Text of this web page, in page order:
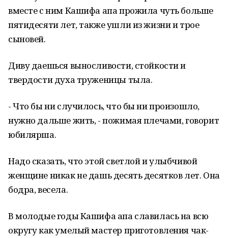
вместе с ним Кашифа апа прожила чуть больше
пятидесяти лет, также ушли из жизни и трое
сыновей.
Диву даешься выносливости, стойкости и
твердости духа труженицы тыла.
- Что бы ни случилось, что бы ни произошло,
нужно дальше жить, - пожимая плечами, говорит
юбилярша.
Надо сказать, что этой светлой и улыбчивой
женщине никак не дашь десять десятков лет. Она
бодра, весела.
В молодые годы Кашифа апа славилась на всю
округу как умелый мастер приготовления чак-